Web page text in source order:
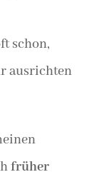
schon,
ausrichten
früher